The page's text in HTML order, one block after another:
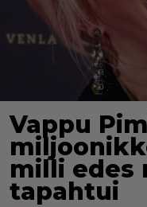
Vappu
milli edes
tapahtui